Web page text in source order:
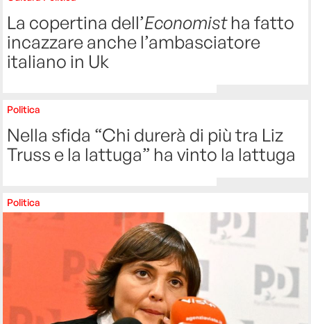
La copertina dell’Economistha fatto
incazzare anche l’ambasciatore
italiano in Uk
Politica
Nella sfida “Chi durerà di più tra Liz
Truss e la lattuga” ha vinto la lattuga
Politica